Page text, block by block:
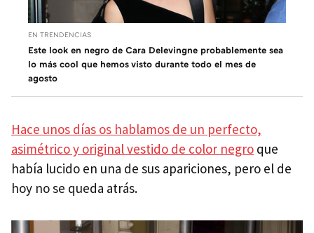
EN TRENDENCIAS
Este look en negro de Cara Delevingne probablemente sea
lo más cool que hemos visto durante todo el mes de
agosto
Hace unos días os hablamos de un perfecto,
asimétrico y original vestido de color negro que
había lucido en una de sus apariciones, pero el de
hoy no se queda atrás.